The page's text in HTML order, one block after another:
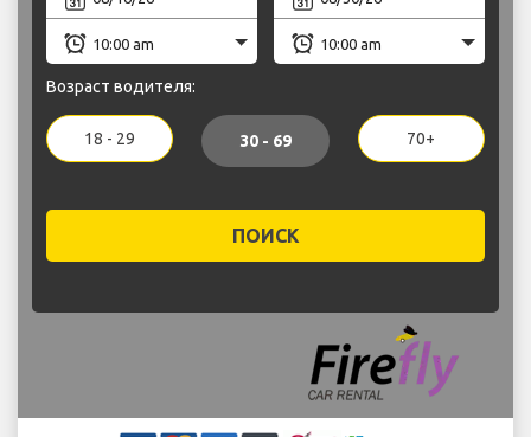
Возраст водителя:
18 - 29 30 - 69 70+
ПОИСК